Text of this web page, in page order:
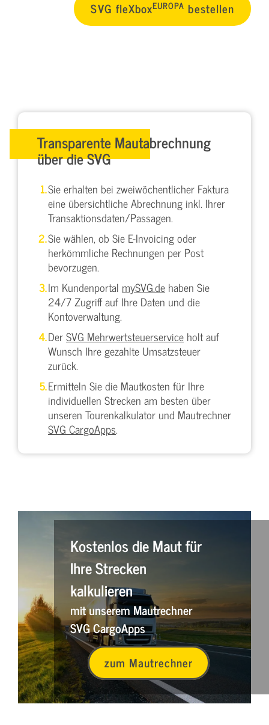
SVG fleXboxEUROPA bestellen
Transparente Mautabrechnung
über die SVG
Sie erhalten bei zweiwöchentlicher Faktura
eine übersichtliche Abrechnung inkl. Ihrer
Transaktionsdaten/Passagen.
Sie wählen, ob Sie E-Invoicing oder
herkömmliche Rechnungen per Post
bevorzugen.
Im Kundenportal mySVG.de haben Sie
24/7 Zugriff auf Ihre Daten und die
Kontoverwaltung.
DerSVG Mehrwertsteuerservice holt auf
Wunsch Ihre gezahlte Umsatzsteuer
zurück.
Ermitteln Sie die Mautkosten für Ihre
individuellen Strecken am besten über
unseren Tourenkalkulator und Mautrechner
SVG CargoApps.
Kostenlos die Maut für
Ihre Strecken
kalkulieren
mit unserem Mautrechner
SVG CargoApps
zum Mautrechner